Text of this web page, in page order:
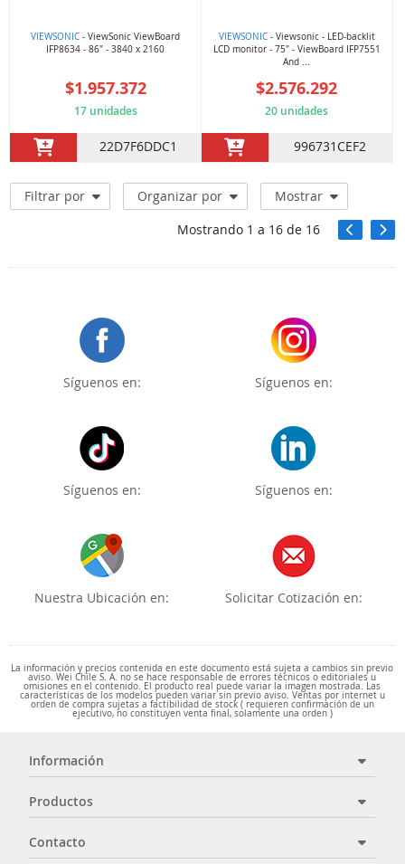
VIEWSONIC - ViewSonic ViewBoard
IFP8634 - 86" - 3840 x 2160
$1.957.372
17 unidades
22D7F6DDC1
VIEWSONIC- Viewsonic - LED-backlit
LCD monitor - 75" - ViewBoard IFP7551
And ...
$2.576.292
20 unidades
996731CEF2
Filtrar por Organizar por
Mostrar
Mostrando 1 a 16de 16
Síguenos en: Síguenos en:
Síguenos en: Síguenos en:
Nuestra Ubicación en: Solicitar Cotización en:
La información y precios contenida en este documento está sujeta a cambios sin previo
aviso. Wei Chile S. A. no se hace responsable de errores técnicos o editoriales u
omisiones en el contenido. El producto real puede variar la imagen mostrada. Las
características de los modelos pueden variar sin previo aviso. Ventas por internet u
orden de compra sujetas a factibilidad de stock ( requieren confirmación de un
ejecutivo, no constituyen venta final, solamente una orden )
Información
Productos
Contacto